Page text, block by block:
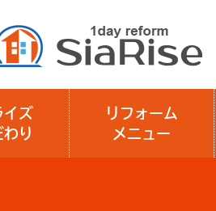
イズ
り
リフォーム
メニュー